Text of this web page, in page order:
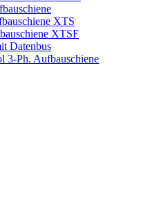
XTS
XTSF
Datenbus
3-Ph. Aufbauschiene